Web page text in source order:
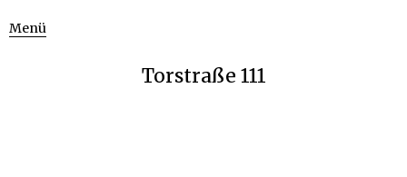
Menü
Torstraße 111